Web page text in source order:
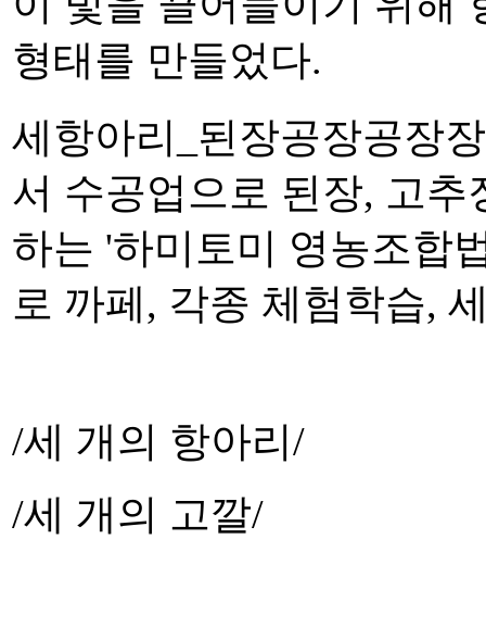
형태를 만들었다.
세항아리_된장공장공장
서 수공업으로 된장, 고
하는 '하미토미 영농조합
로 까페, 각종 체험학습,
/세 개의 항아리/
/세 개의 고깔/